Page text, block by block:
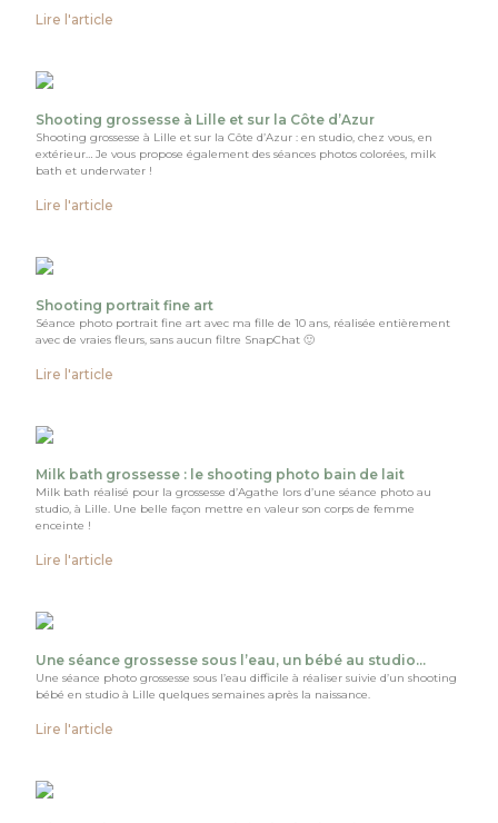
Lire l'article
Shooting grossesse à Lille et sur la Côte d’Azur
Shooting grossesse à Lille et sur la Côte d’Azur : en studio, chez vous, en
extérieur… Je vous propose également des séances photos colorées, milk
bath et underwater !
Lire l'article
Shooting portrait fine art
Séance photo portrait fine art avec ma fille de 10 ans, réalisée entièrement
avec de vraies fleurs, sans aucun filtre SnapChat 🙂
Lire l'article
Milk bath grossesse : le shooting photo bain de lait
Milk bath réalisé pour la grossesse d’Agathe lors d’une séance photo au
studio, à Lille. Une belle façon mettre en valeur son corps de femme
enceinte !
Lire l'article
Une séance grossesse sous l’eau, un bébé au studio…
Une séance photo grossesse sous l’eau difficile à réaliser suivie d’un shooting
bébé en studio à Lille quelques semaines après la naissance.
Lire l'article